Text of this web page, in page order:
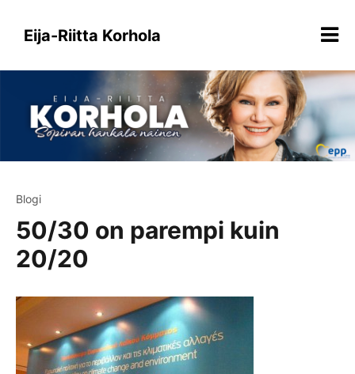
sisältöönEija-Riitta Korhola
Blogi
50/30 on parempi kuin
20/20